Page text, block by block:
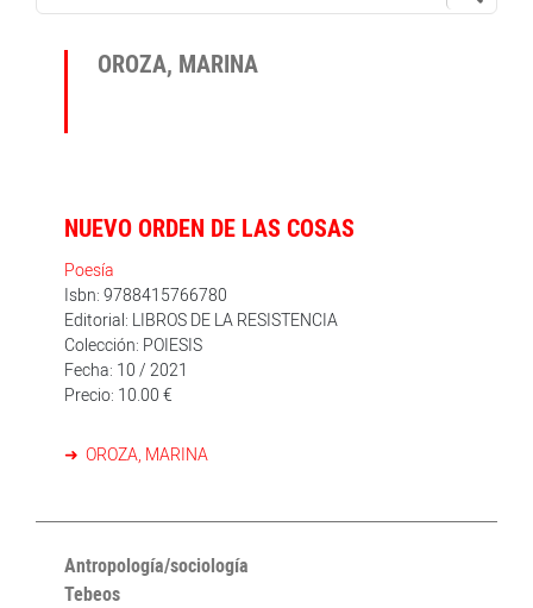
OROZA, MARINA
NUEVO ORDEN DE LAS COSAS
Poesía
Isbn: 9788415766780
Editorial: LIBROS DE LA RESISTENCIA
Colección: POIESIS
Fecha: 10 / 2021
Precio: 10.00 €
OROZA, MARINA
Antropología/sociología
Tebeos